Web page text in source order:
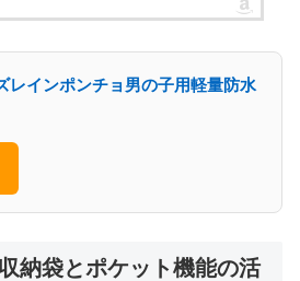
レインポンチョ男の子用軽量防水
納袋とポケット機能の活